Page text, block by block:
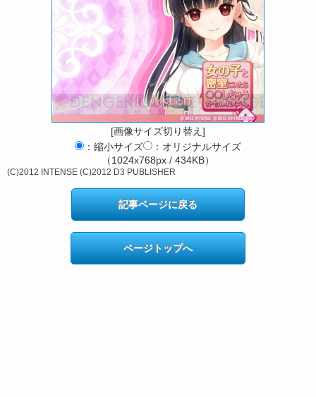
[画像サイズ切り替え]
：縮小サイズ
：オリジナルサイズ
（1024x768px / 434KB）
(C)2012 INTENSE (C)2012 D3 PUBLISHER
記事ページに戻る
ページトップへ